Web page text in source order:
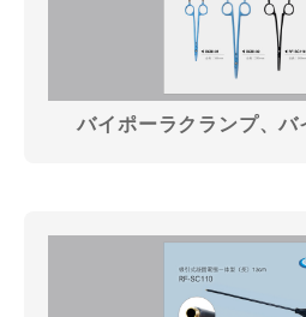
バイポーラクランプ、バ